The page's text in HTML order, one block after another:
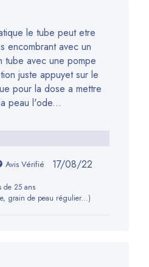
le tube peut etre
encombrant avec un
tube avec une pompe
juste appuyet sur le
pour la dose a mettre
peau l'ode...
Avis Vérifié
Date
publication
17/08/22
de 25 ans
grain de peau régulier...)